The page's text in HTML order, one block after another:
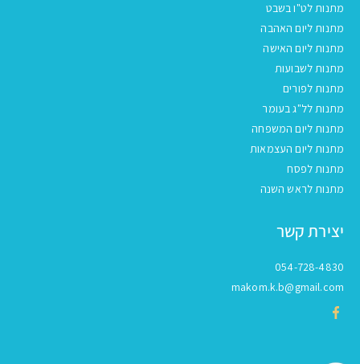
מתנות לט"ו בשבט
מתנות ליום האהבה
מתנות ליום האישה
מתנות לשבועות
מתנות לפורים
מתנות לל"ג בעומר
מתנות ליום המשפחה
מתנות ליום העצמאות
מתנות לפסח
מתנות לראש השנה
יצירת קשר
054-728-4830
makom.k.b@gmail.com